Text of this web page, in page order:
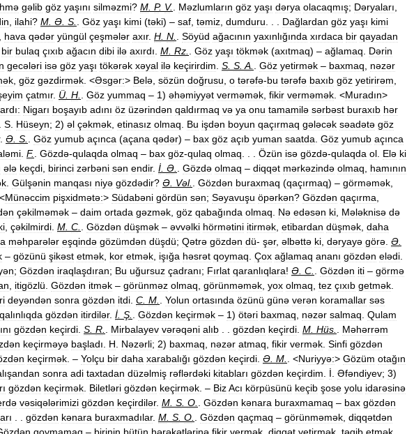
gəlib göz yaşını silməzmi? M P. V. Məzlumların göz yaşı dərya olacaqmış; Dəryaları
ilahi? M Ə S Göz yaşı kimi (təki) – saf təmiz dumduru Dağlardan göz yaşı kimi
hava qədər yüngül çeşmələr axır. H N Söyüd ağacının yaxınlığında xırdaca bir qayadan
bir bulaq çıxıb ağacın dibi ilə axırdı M Rz Göz yaşı tökmək (axıtmaq) – ağlamaq
Dərin
gecələri isə göz yaşı tökərək xəyal ilə keçirirdim S S A Göz yetirmək – baxmaq
nəzər
göz gəzdirmək . <Əsgər:> Belə sözün doğrusu o tərəfə-bu tərəfə baxıb göz yetirirəm
çatmır. Ü H Göz yummaq – 1) əhəmiyyət verməmək fikir verməmək . <Muradın>
Nigarı boşayıb adını öz üzərindən qaldırmaq və ya onu tamamilə sərbəst buraxıb hər
S Hüseyn; 2) əl çəkmək etinasız olmaq Bu işdən boyun qaçırmaq gələcək səadətə göz
. Ə S Göz yumub açınca (açana qədər) – bax göz açıb yuman saatda Göz yumub açınca
F. Gözdə-qulaqda olmaq – bax göz-qulaq olmaq Özün isə gözdə-qulaqda ol Elə ki
ələ keçdi birinci zərbəni sən endir. İ Ə Gözdə olmaq – diqqət mərkəzində olmaq
hamının
Gülşənin manqası niyə gözdədir? Ə Vəl. Gözdən buraxmaq (qaçırmaq) – görməmək
. <Münəccim pişxidmətə:> Südabəni gördün sən; Səyavuşu öpərkən? Gözdən qaçırma
çəkilməmək – daim ortada gəzmək göz qabağında olmaq Nə edəsən ki Mələknisə də
çəkilmirdi M C Gözdən düşmək – əvvəlki hörmətini itirmək etibardan düşmək daha
məhparələr eşqində gözümdən düşdü; Qətrə gözdən dü- şər, əlbəttə ki dəryayə görə Ə
– gözünü şikəst etmək kor etmək işığa həsrət qoymaq Çox ağlamaq ananı gözdən elədi
; Gözdən iraqlaşdıran; Bu uğursuz çadranı; Fırlat qaranlıqlara! Ə C Gözdən iti – görmə
itigözlü Gözdən itmək – görünməz olmaq görünməmək yox olmaq tez çıxıb getmək
deyəndən sonra gözdən itdi C M Yolun ortasında özünü günə verən koramallar səs
qalınlıqda gözdən itirdilər. İ Ş Gözdən keçirmək – 1) ötəri baxmaq nəzər salmaq Qulam
gözdən keçirdi S R Mirbalayev vərəqəni alıb gözdən keçirdi M Hüs
Məhərrəm
keçirməyə başladı H Nəzərli; 2) baxmaq nəzər atmaq fikir vermək Sinfi gözdən
keçirmək . – Yolçu bir daha xarabalığı gözdən keçirdi Ə M . <Nuriyyə:> Gözüm otağın
sonra adi taxtadan düzəlmiş rəflərdəki kitabları gözdən keçirdim İ Əfəndiyev; 3)
gözdən keçirmək Biletləri gözdən keçirmək . – BizAcı körpüsünü keçib şose yolu idarəsinə
vəsiqələrimizi gözdən keçirdilər. M S O Gözdən kənara buraxmamaq – bax gözdən
gözdən kənara buraxmadılar. M S O Gözdən qaçmaq – görünməmək diqqətdən